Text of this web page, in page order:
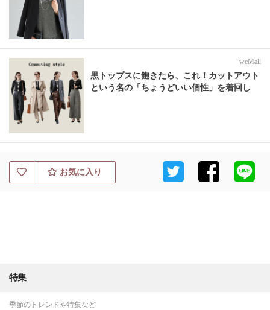
weMall
黒トップスに飽きたら、これ！カットアウト
という名の「ちょうどいい個性」を着回し
お気に入り
特集
季節のトレンドや特集など